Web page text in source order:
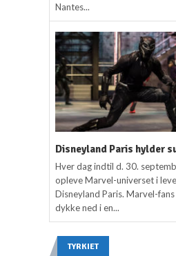
Nantes...
Disneyland Paris hylder
Hver dag indtil d. 30.
opleve Marvel-universet i
Disneyland Paris. Marvel-
dykke ned i en...
TYRKIET